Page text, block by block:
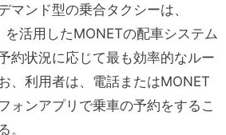
マンド型の乗合タクシーは、
を活用したMONETの配車システム
約状況に応じて最も効率的なルー
、利用者は、電話またはMONET
ォンアプリで乗車の予約をするこ
。